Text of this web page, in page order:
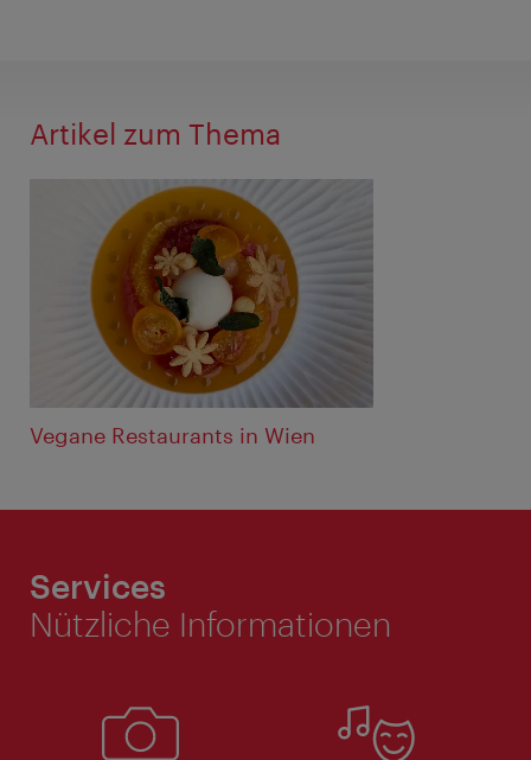
Artikel zum Thema
Vegane Restaurants in Wien
Services
Nützliche Informationen